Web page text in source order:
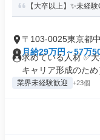
【大卒以上】✨未経
〒103-0025東京都
月給29万円～57万
求めている人材 ✅
キャリア形成のため
業界未経験歓迎 +23個